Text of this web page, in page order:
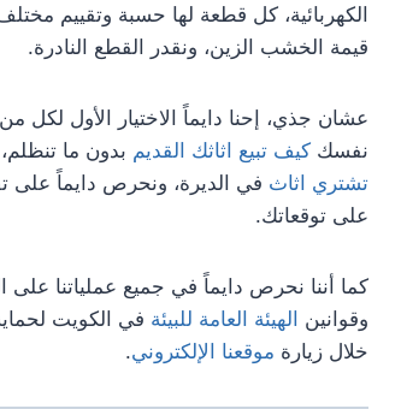
الكهربائية، كل قطعة لها حسبة وتقييم
قيمة الخشب الزين، ونقدر القطع النادرة.
عشان جذي، إحنا دايماً الاختيار الأول
نفسك كيف تبيع اثاثك القديم بدون ما تنظلم،
تشتري اثاث في الديرة، ونحرص دايماً على
على توقعاتك.
كما أننا نحرص دايماً في جميع عملياتنا
وقوانين الهيئة العامة للبيئة في الكويت
خلال زيارة موقعنا الإلكتروني.